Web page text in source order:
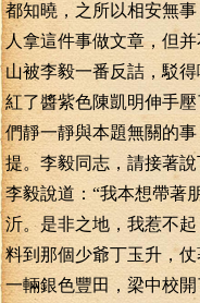
都知曉，之所以相安無
人拿這件事做文章，但
山被李毅一番反詰，駁
紅了醬紫色陳凱明伸手
們靜一靜與本題無關的
提。李毅同志，請接
李毅說道：“我本想帶著
沂。是非之地，我惹不
料到那個少爺丁玉升，
一輛銀色豐田，梁中校